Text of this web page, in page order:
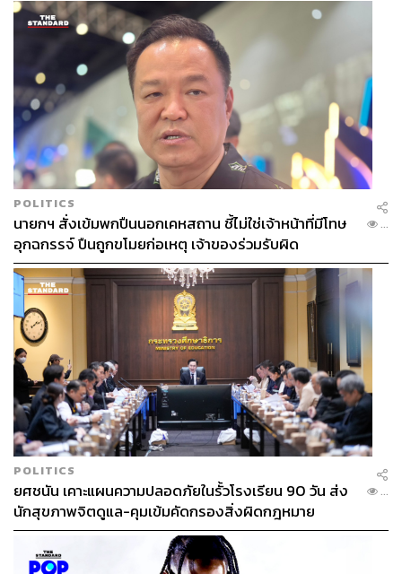
POLITICS
นายกฯ สั่งเข้มพกปืนนอกเคหสถาน ชี้ไม่ใช่เจ้าหน้าที่มีโทษ
อุกฉกรรจ์ ปืนถูกขโมยก่อเหตุ เจ้าของร่วมรับผิด
...
POLITICS
ยศชนัน เคาะแผนความปลอดภัยในรั้วโรงเรียน 90 วัน ส่ง
นักสุขภาพจิตดูแล-คุมเข้มคัดกรองสิ่งผิดกฎหมาย
...